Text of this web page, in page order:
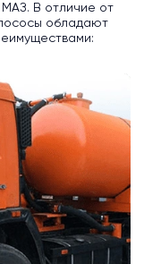
В отличие от
обладают